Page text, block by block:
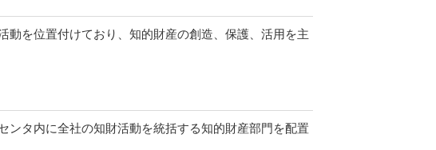
動を位置付けており、知的財産の創造、保護、活用を主
タ内に全社の知財活動を統括する知的財産部門を配置